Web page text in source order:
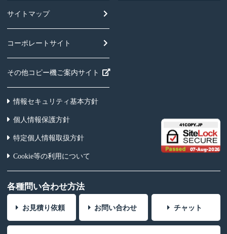
サイトマップ
コーポレートサイト
その他コピー機ご案内サイト
情報セキュリティ基本方針
個人情報保護方針
特定個人情報取扱方針
Cookie等の利用について
各種問い合わせ方法
お見積り依頼 お問い合わせ チャット